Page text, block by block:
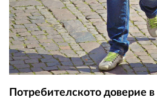
Потребителското доверие